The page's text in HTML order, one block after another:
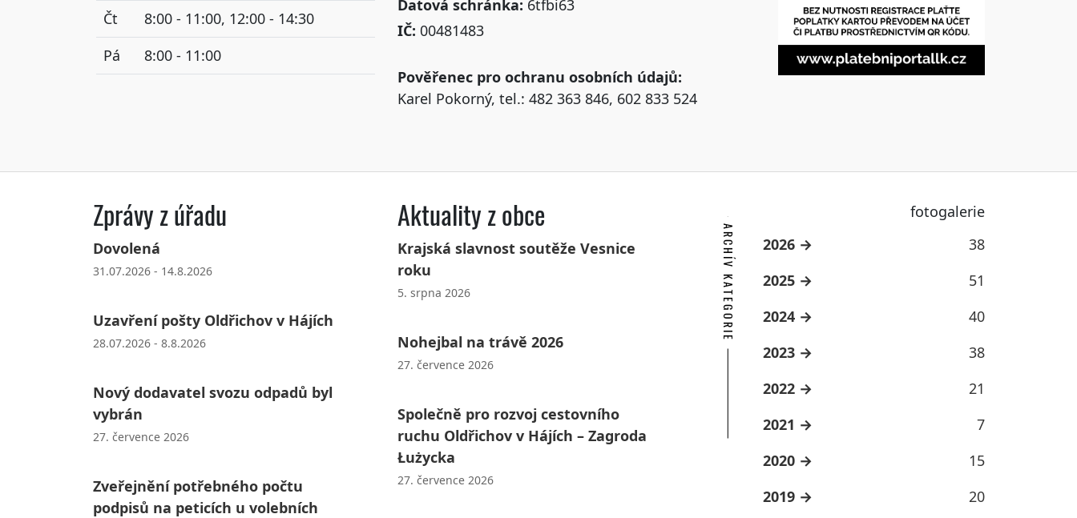
Čt
8:00 - 11:00, 12:00 - 14:30
Pá
8:00 - 11:00
Datová schránka: 6tfbi63
IČ: 00481483
Pověřenec pro ochranu osobních údajů:
Karel Pokorný, tel.: 482 363 846, 602 833 524
Zprávy z úřadu
Dovolená
31.07.2026 - 14.8.2026
Uzavření pošty Oldřichov v Hájích
28.07.2026 - 8.8.2026
Nový dodavatel svozu odpadů byl
vybrán
27. července 2026
Zveřejnění potřebného počtu
podpisů na peticích u volebních
Aktuality z obce
Krajská slavnost soutěže Vesnice
roku
5. srpna 2026
Nohejbal na trávě 2026
27. července 2026
Společně pro rozvoj cestovního
ruchu Oldřichov v Hájích – Zagroda
Łużycka
27. července 2026
fotogalerie
ARCHÍV KATEGORIE 2026
38
2025
51
2024
40
2023
38
2022
21
2021
7
2020
15
2019
20